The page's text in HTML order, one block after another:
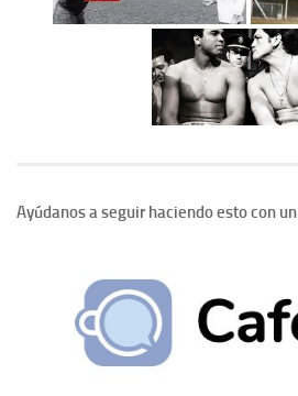
Ayúdanos a seguir haciendo esto con un